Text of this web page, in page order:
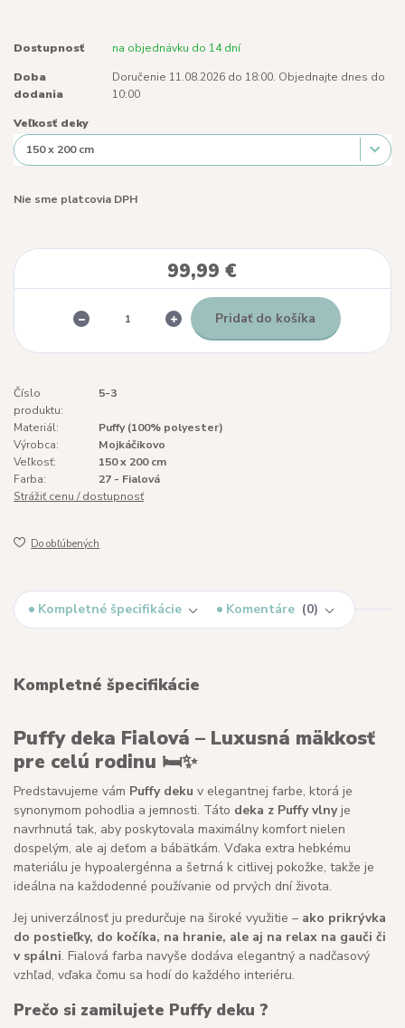
Dostupnosť na objednávku do 14 dní
Doba
dodania
Doručenie 11.08.2026 do 18:00. Objednajte dnes do
10:00
Veľkosť deky
Nie sme platcovia DPH
99,99 €
Pridať do košíka
Číslo
produktu:
5-3
Materiál:
Puffy (100% polyester)
Výrobca:
Mojkáčikovo
Veľkosť:
150 x 200 cm
Farba:
27 - Fialová
Strážiť cenu / dostupnosť
Do obľúbených
Kompletné špecifikácie Komentáre 0
Kompletné špecifikácie
Puffy deka Fialová – Luxusná mäkkosť
pre celú rodinu 🛏️✨
Predstavujeme vám Puffy deku v elegantnej farbe, ktorá je
synonymom pohodlia a jemnosti. Táto deka z Puffy vlnyje
navrhnutá tak, aby poskytovala maximálny komfort nielen
dospelým, ale aj deťom a bábätkám. Vďaka extra hebkému
materiálu je hypoalergénna a šetrná k citlivej pokožke, takže je
ideálna na každodenné používanie od prvých dní života.
Jej univerzálnosť ju predurčuje na široké využitie – ako prikrývka
do postieľky, do kočíka, na hranie, ale aj na relax na gauči či
v spálni. Fialová farba navyše dodáva elegantný a nadčasový
vzhľad, vďaka čomu sa hodí do každého interiéru.
Prečo si zamilujete Puffy deku ?